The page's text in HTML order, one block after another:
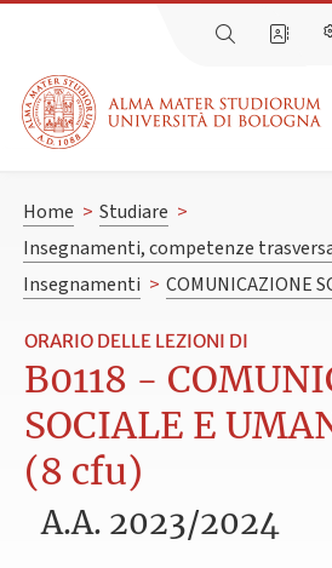
Home > Studiare >
Insegnamenti, competenze
Insegnamenti > COMUNICAZIONE
ORARIO DELLE LEZIONI DI
B0118 -
SOCIALE E
(8 cfu)
A.A. 2023/2024